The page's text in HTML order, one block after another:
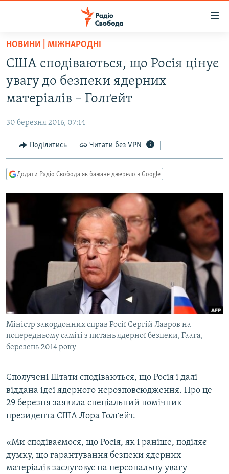
Перейти
основного
матеріалу
Перейти
до
основної
навігації
Перейти
до
пошуку
СТАТТІ
ЕКОНОМІКА
СУСПІЛЬСТВО
УКРАЇНА
РОСІЙСЬКА «ФІЛЬТРАЦІЯ»
ДОНБАС.РЕАЛІЇ
ТИ ЯК?
СХЕМИ
ПРИАЗОВ’Я
КИТАЙ.ВИКЛИКИ
МУЛЬТИМЕДІА
СПЕЦПРОЄКТИ
ПОДКАСТИ
КРИМ РЕАЛІЇ
РУС
УКР
КТАТ
ДОЛУЧАЙСЯ!
НОВИНИ | МІЖНАРОДНІ
США сподіваються, що Росія цінує
увагу до безпеки ядерних
матеріалів – Голґейт
30 березня 2016, 07:14
Поділитись Читати без VPN
Додати Радіо Свобода як бажане джерело в Google
Міністр закордонних справ Росії Сергій Лавров на
попередньому саміті з питань ядерної безпеки, Гаага,
березень 2014 року
Сполучені Штати сподіваються, що Росія і далі
віддана ідеї ядерного нерозповсюдження. Про це
29 березня заявила спеціальний помічник
президента США Лора Голґейт.
«Ми сподіваємося, що Росія, як і раніше, поділяє
думку, що гарантування безпеки ядерних
матеріалів заслуговує на персональну увагу